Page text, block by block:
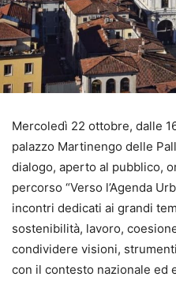
Mercoledì 22 ottobre, dalle
palazzo Martinengo delle
dialogo, aperto al pubblico,
percorso “Verso l’Agenda
incontri dedicati ai grandi
sostenibilità, lavoro,
condividere visioni,
con il contesto nazionale ed